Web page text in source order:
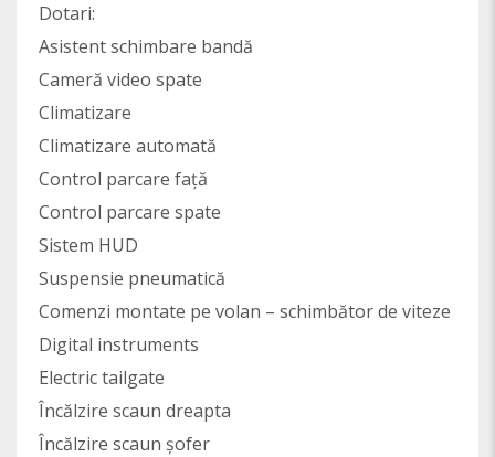
Dotari:
Asistent schimbare bandă
Cameră video spate
Climatizare
Climatizare automată
Control parcare față
Control parcare spate
Sistem HUD
Suspensie pneumatică
Comenzi montate pe volan – schimbător de viteze
Digital instruments
Electric tailgate
Încălzire scaun dreapta
Încălzire scaun șofer